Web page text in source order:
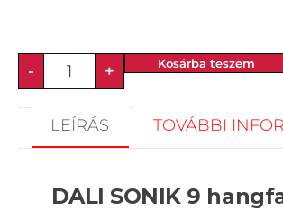
- + Kosárba teszem
LEÍRÁS TOVÁBBI
DALI SONIK 9